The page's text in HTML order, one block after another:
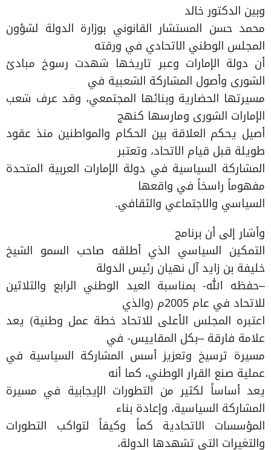
وبين الدكتور خالد
محمد حسن المستشار القانوني بوزارة الدولة لشؤون
المجلس الوطني الاتحادي في ورقته
أن دولة الإمارات وعبر تاريخها شهدت رسوخ مبادئ
الشورى وأصول المشاركة الشعبية في
مسيرتها الحضارية وبنائها المجتمعي، وقد عرف شعب
الإمارات الشورى ومارسها كنهج
أصيل يحكم العلاقة بين الحكام والمواطنين منذ عقود
طويلة قبل قيام الاتحاد، وتعتبر
المشاركة السياسية في دولة الإمارات العربية المتحدة
مفهوماً راسخاً في واقعها
السياسي والاجتماعي والثقافي.
وأشار إلى أن برنامج
التمكين السياسي الذي أطلقه صاحب السمو الشيخ
خليفة بن زايد آل نهيان رئيس الدولة
–حفظه الله- بمناسبة العيد الوطني الرابع والثلاثين
للاتحاد في عام 2005م (والذي
اعتبره المجلس الأعلى للاتحاد خطة عمل وطنية) يعد
علامة فارقة –بكل المقاييس- في
مسيرة ترسيخ وتعزيز أسس المشاركة السياسية في
عملية صنع القرار الوطني، كما أنه
يعد أساساً لكثير من التطورات الإيجابية في مسيرة
المشاركة السياسية، وإعادة بناء
المؤسسات الاتحادية كماً وكيفاً لتواكب التطورات
والتغيرات التي تشهدها الدولة،